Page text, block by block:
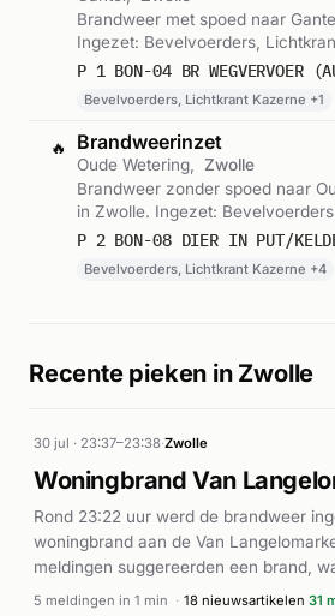
Brandweer met spoed naar
Ingezet: Bevelvoerders,
Blusgroep 1. Gemeld om 00:34.
Bevelvoerders, Lichtkrant Kazerne +1
🔥 Brandweerinzet
Oude Wetering,
Zwolle
Brandweer zonder spoed naar
in Zwolle. Ingezet:
Kazerne, Bevelvoerders en 3
Bevelvoerders, Lichtkrant Kazerne +4
Recente pieken in Zwolle
30 jul · 23:37–23:38·Zwolle
Woningbrand Van
Rond 23:22 uur werd de brandweer
woningbrand aan de Van
meldingen suggereerden een brand,
eenheden met hoge prioriteit (P1) ter
5 meldingen in 1 min · 18 nieuwsartikelen 31